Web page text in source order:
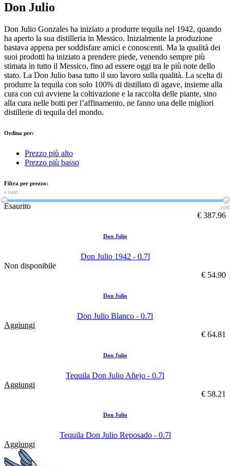
Don Julio
Don Julio Gonzales ha iniziato a produrre tequila nel 1942, quando
ha aperto la sua distilleria in Messico. Inizialmente la produzione
bastava appena per soddisfare amici e conoscenti. Ma la qualità dei
suoi prodotti ha iniziato a prendere piede, venendo sempre più
stimata in tutto il Messico, fino ad essere oggi tra le più note dello
stato. La Don Julio basa tutto il suo lavoro sulla qualità. La scelta di
produrre la tequila con solo 100% di distillato di agave, insieme alla
cura con cui avviene la coltivazione e la raccolta delle piante, sino
alla cura nelle botti per l’affinamento, ne fanno una delle migliori
distillerie di tequila del mondo.
Ordina per:
Prezzo più alto
Prezzo più basso
Filtra per prezzo:
€ 0
€ 10400
0Esaurito
€ 387.96
Don Julio
Don Julio 1942 - 0.7l
Non disponibile
€ 54.90
Don Julio
Don Julio Blanco - 0.7l
Aggiungi
€ 64.81
Don Julio
Tequila Don Julio Añejo - 0.7l
Aggiungi
€ 58.21
Don Julio
Tequila Don Julio Reposado - 0.7l
Aggiungi